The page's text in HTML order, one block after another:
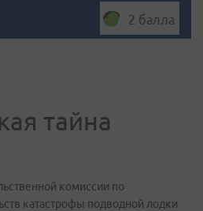
2 балла
тайна
комиссии по
катастрофы подводной лодки